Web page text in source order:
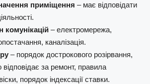
приміщення – має відповідати
комунікацій – електромережа,
каналізація.
– порядок дострокового розірвання,
за ремонт, правила
порядок індексації ставки.